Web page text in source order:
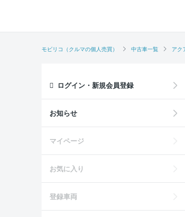
モビリコ（クルマの個人売買） 中古車一覧 アク
ログイン・新規会員登録
お知らせ
マイページ
お気に入り
登録車両